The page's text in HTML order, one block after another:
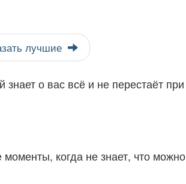
лучшие
о вас всё и не перестаёт при
когда не знает, что можно